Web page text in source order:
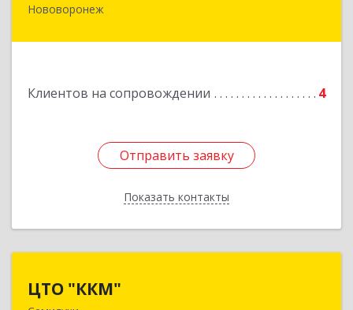
Нововоронеж
Клиентов на сопровождении 4
Отправить заявку
Показать контакты
396 073, Нововоронеж г, а/я, дом № 30
Отправить заявку
Назад
ЦТО "ККМ"